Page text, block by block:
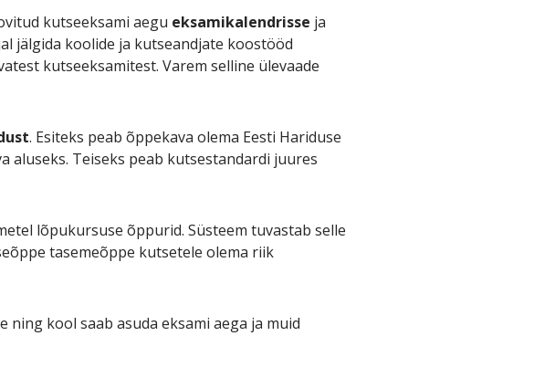
kutseeksami aegu eksamikalendrisse ja
jälgida koolide ja kutseandjate koostööd
kutseeksamitest. Varem selline ülevaade
. Esiteks peab õppekava olema Eesti Hariduse
aluseks. Teiseks peab kutsestandardi juures
lõpukursuse õppurid. Süsteem tuvastab selle
tasemeõppe kutsetele olema riik
kool saab asuda eksami aega ja muid